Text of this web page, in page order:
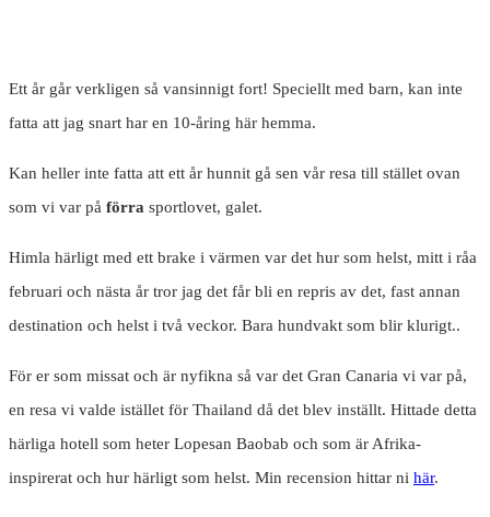
Ett år går verkligen så vansinnigt fort! Speciellt med barn, kan inte
fatta att jag snart har en 10-åring här hemma.
Kan heller inte fatta att ett år hunnit gå sen vår resa till stället ovan
som vi var på förra sportlovet, galet.
Himla härligt med ett brake i värmen var det hur som helst, mitt i råa
februari och nästa år tror jag det får bli en repris av det, fast annan
destination och helst i två veckor. Bara hundvakt som blir klurigt..
För er som missat och är nyfikna så var det Gran Canaria vi var på,
en resa vi valde istället för Thailand då det blev inställt. Hittade detta
härliga hotell som heter Lopesan Baobab och som är Afrika-
inspirerat och hur härligt som helst. Min recension hittar ni här.